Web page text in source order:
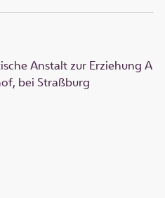
Anstalt zur Erziehung A
bei Straßburg